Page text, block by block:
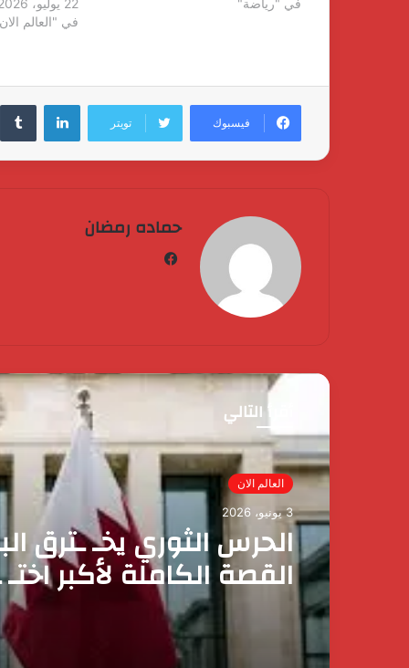
في "رياضة"
22 يوليو، 2026
في "العالم
فيسبوك تويتر
لينكدإن
حماده رمضان
أقرأ التالي
مصر الآن
3 يونيو، 2026
رئيس الوزراء يقرر ضم
وزيرة التضامن
عضوية المجموعة
الأعمال